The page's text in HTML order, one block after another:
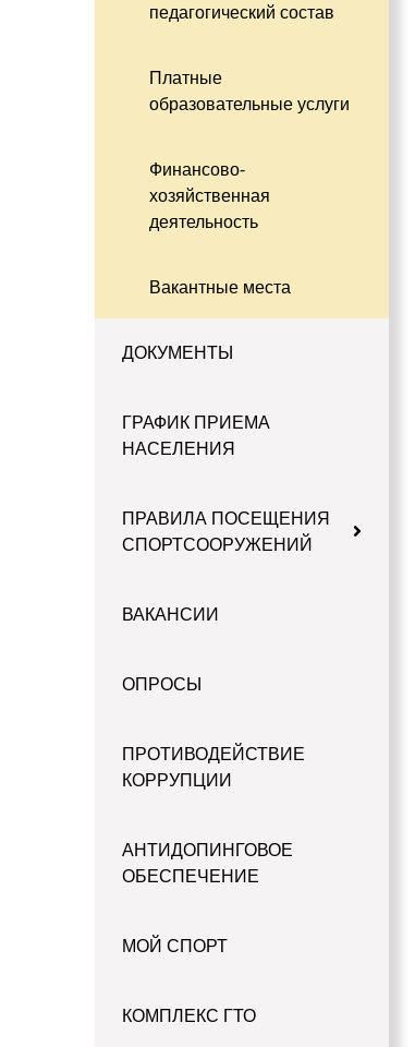
педагогический состав
Платные
образовательные услуги
Финансово-
хозяйственная
деятельность
Вакантные места
ДОКУМЕНТЫ
ГРАФИК ПРИЕМА
НАСЕЛЕНИЯ
ПРАВИЛА ПОСЕЩЕНИЯ
СПОРТСООРУЖЕНИЙ
ВАКАНСИИ
ОПРОСЫ
ПРОТИВОДЕЙСТВИЕ
КОРРУПЦИИ
АНТИДОПИНГОВОЕ
ОБЕСПЕЧЕНИЕ
МОЙ СПОРТ
КОМПЛЕКС ГТО